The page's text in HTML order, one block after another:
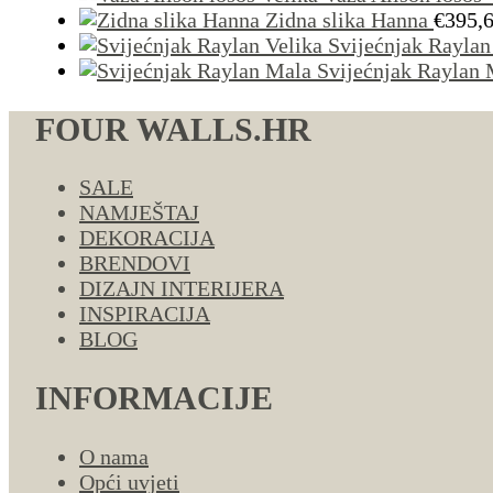
Zidna slika Hanna €
Svijećnjak
Svijećnjak Raylan
FOUR WALLS.HR
SALE
NAMJEŠTAJ
DEKORACIJA
BRENDOVI
DIZAJN INTERIJERA
INSPIRACIJA
BLOG
INFORMACIJE
O nama
Opći uvjeti